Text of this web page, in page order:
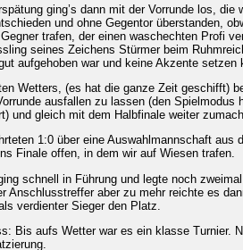
ging’s dann mit der Vorrunde los, die
und ohne Gegentor überstanden,
trafen, der einen waschechten Profi
seines Zeichens Stürmer beim
aufgehoben war und keine Akzente setzen
Wetters, (es hat die ganze Zeit geschifft)
ausfallen zu lassen (den Spielmodus
und gleich mit dem Halbfinale weiter
1:0 über eine Auswahlmannschaft aus
Finale offen, in dem wir auf Wiesen trafen.
schnell in Führung und legte noch
Anschlusstreffer aber zu mehr reichte es
verdienter Sieger den Platz.
Bis aufs Wetter war es ein klasse Turnier.